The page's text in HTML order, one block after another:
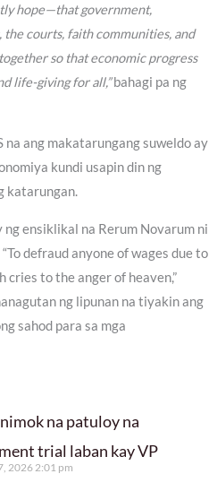
hope—that government,
courts, faith communities, and
so that economic progress
life-giving for all,”bahagi pa ng
na ang makatarungang suweldo ay
kundi usapin din ng
katarungan.
ng ensiklikal na Rerum Novarum ni
defraud anyone of wages due to
to the anger of heaven,”
ng lipunan na tiyakin ang
sahod para sa mga
na patuloy na
trial laban kay VP
2026 2:01 pm